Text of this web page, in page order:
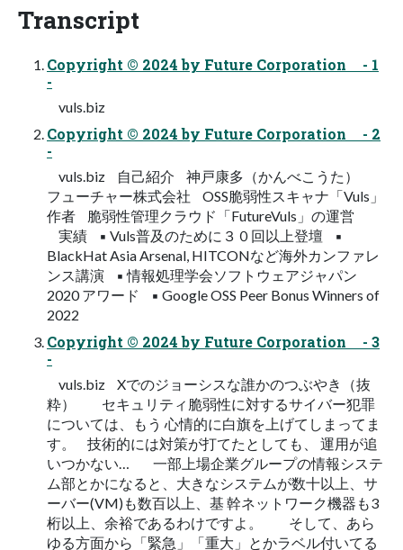
Transcript
Copyright © 2024 by Future Corporation - 1
-
vuls.biz
Copyright © 2024 by Future Corporation - 2
-
vuls.biz 自己紹介 神戸康多（かんべこうた）
フューチャー株式会社 OSS脆弱性スキャナ「Vuls」
作者 脆弱性管理クラウド「FutureVuls」の運営
実績 ▪ Vuls普及のために３０回以上登壇 ▪
BlackHat Asia Arsenal, HITCONなど海外カンファレ
ンス講演 ▪ 情報処理学会ソフトウェアジャパン
2020 アワード ▪ Google OSS Peer Bonus Winners of
2022
Copyright © 2024 by Future Corporation - 3
-
vuls.biz Xでのジョーシスな誰かのつぶやき（抜
粋） セキュリティ脆弱性に対するサイバー犯罪
については、もう 心情的に白旗を上げてしまってま
す。 技術的には対策が打てたとしても、 運用が追
いつかない… 一部上場企業グループの情報システ
ム部とかになると、大きなシステムが数十以上、サ
ーバー(VM)も数百以上、基 幹ネットワーク機器も3
桁以上、余裕であるわけですよ。 そして、あら
ゆる方面から「緊急」「重大」とかラベル付いてる